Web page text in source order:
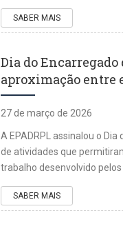
SABER MAIS
Dia do
aproximação entre
27 de março de 2026
A EPADRPL assinalou o
de atividades que
trabalho desenvolvido pelos
SABER MAIS